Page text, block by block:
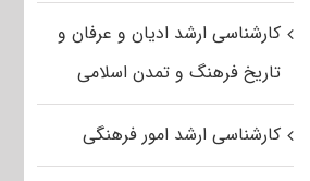
کارشناسی ارشد ادیان و عرفان و
تاریخ فرهنگ و تمدن اسلامی
کارشناسی ارشد امور فرهنگی